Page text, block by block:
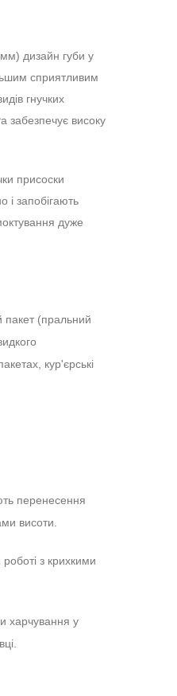
дизайн губи у
сприятливим
гнучких
забезпечує високу
присоски
і запобігають
дуже
пакет (пральний
кур'єрські
перенесення
висоти.
з крихкими
харчування у